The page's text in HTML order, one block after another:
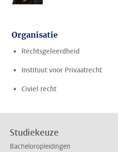
Organisatie
Rechtsgeleerdheid
Instituut voor Privaatrecht
Civiel recht
Studiekeuze
Bacheloropleidingen